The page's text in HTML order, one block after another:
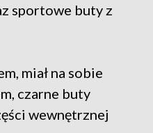
sportowe buty z
miał na sobie
czarne buty
wewnętrznej